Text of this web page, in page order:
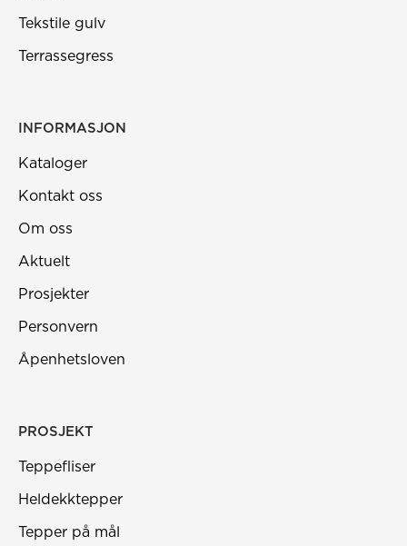
Tekstile gulv
Terrassegress
PROSJEKT
Teppefliser
Heldekktepper
Tepper på mål
INFORMASJON
Kataloger
Kontakt oss
Om oss
Aktuelt
Prosjekter
Personvern
Åpenhetsloven